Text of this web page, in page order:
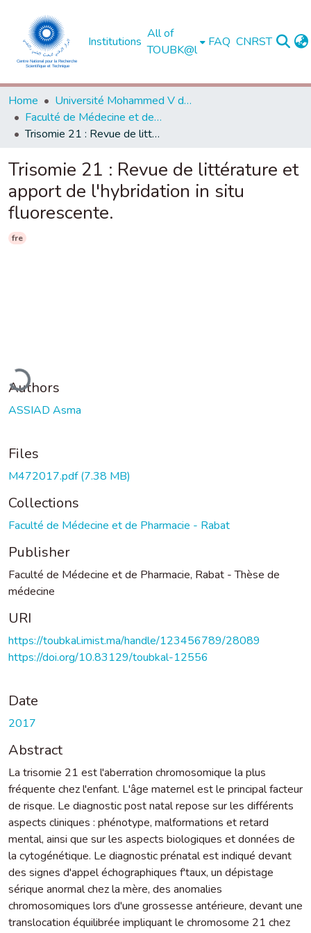
Institutions
All of
TOUBK@l
FAQ CNRST
Home
Université Mohammed V de Rabat
Faculté de Médecine et de Pharmacie - Rabat
Trisomie 21 : Revue de littérature et apport de l'hybridation in situ fluorescente.
Trisomie 21 : Revue de littérature et
apport de l'hybridation in situ
fluorescente.
fre
Loading...
Authors
ASSIAD Asma
Files
M472017.pdf(7.38 MB)
Collections
Faculté de Médecine et de Pharmacie - Rabat
Publisher
Faculté de Médecine et de Pharmacie, Rabat - Thèse de
médecine
URI
https://toubkal.imist.ma/handle/123456789/28089
https://doi.org/10.83129/toubkal-12556
Date
2017
Abstract
La trisomie 21 est l'aberration chromosomique la plus
fréquente chez l'enfant. L'âge maternel est le principal facteur
de risque. Le diagnostic post natal repose sur les différents
aspects cliniques : phénotype, malformations et retard
mental, ainsi que sur les aspects biologiques et données de
la cytogénétique. Le diagnostic prénatal est indiqué devant
des signes d'appel échographiques f'taux, un dépistage
sérique anormal chez la mère, des anomalies
chromosomiques lors d'une grossesse antérieure, devant une
translocation équilibrée impliquant le chromosome 21 chez